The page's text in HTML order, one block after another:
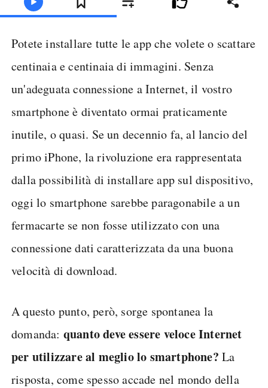
Potete installare tutte le app che volete o scattare
centinaia e centinaia di immagini. Senza
un'adeguata connessione a Internet, il vostro
smartphone è diventato ormai praticamente
inutile, o quasi. Se un decennio fa, al lancio del
primo iPhone, la rivoluzione era rappresentata
dalla possibilità di installare app sul dispositivo,
oggi lo smartphone sarebbe paragonabile a un
fermacarte se non fosse utilizzato con una
connessione dati caratterizzata da una buona
velocità di download.
A questo punto, però, sorge spontanea la
domanda: quanto deve essere veloce Internet
per utilizzare al meglio lo smartphone? La
risposta, come spesso accade nel mondo della